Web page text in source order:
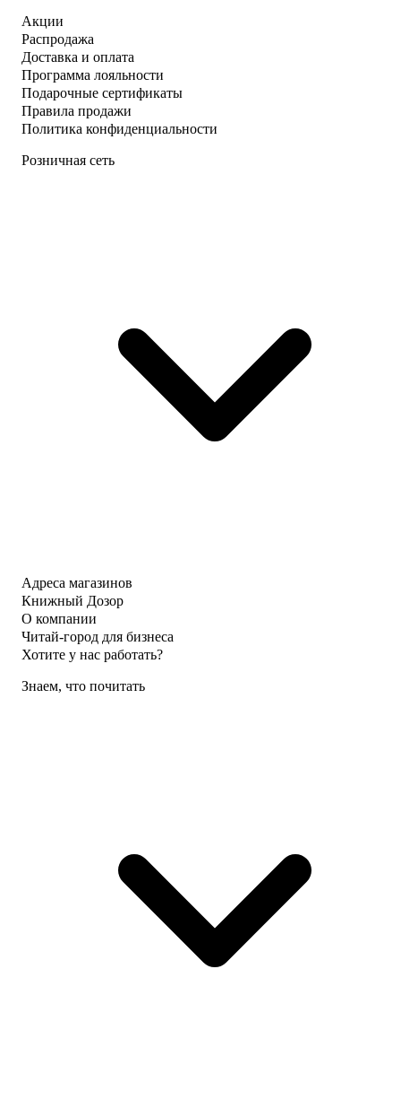
Акции
Распродажа
Доставка и оплата
Программа лояльности
Подарочные сертификаты
Правила продажи
Политика конфиденциальности
Розничная сеть
Адреса магазинов
Книжный Дозор
О компании
Читай-город для бизнеса
Хотите у нас работать?
Знаем, что почитать